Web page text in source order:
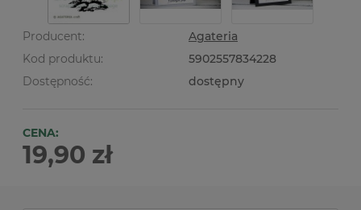
Producent:
Agateria
Kod produktu:
5902557834228
Dostępność:
dostępny
CENA:
19,90 zł